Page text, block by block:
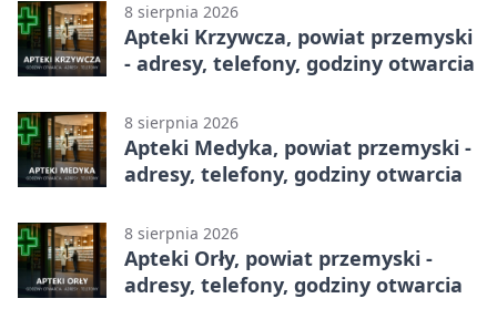
8 sierpnia 2026
Apteki Krzywcza, powiat przemyski
- adresy, telefony, godziny otwarcia
8 sierpnia 2026
Apteki Medyka, powiat przemyski -
adresy, telefony, godziny otwarcia
8 sierpnia 2026
Apteki Orły, powiat przemyski -
adresy, telefony, godziny otwarcia